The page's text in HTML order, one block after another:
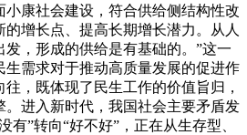
小康社会建设，符合供给侧结构性改
增长点、提高长期增长潜力。从人
发，形成的供给是有基础的。”这一
生需求对于推动高质量发展的促进作
，既体现了民生工作的价值旨归，
。进入新时代，我国社会主要矛盾发
有”转向“好不好”，正在从生存型、